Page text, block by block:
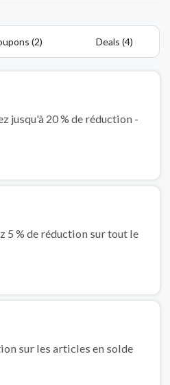
(2) Deals (4)
jusqu'à 20 % de réduction -
5 % de réduction sur tout le
sur les articles en solde